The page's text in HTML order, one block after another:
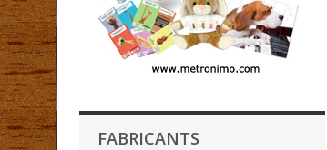
FABRICANTS